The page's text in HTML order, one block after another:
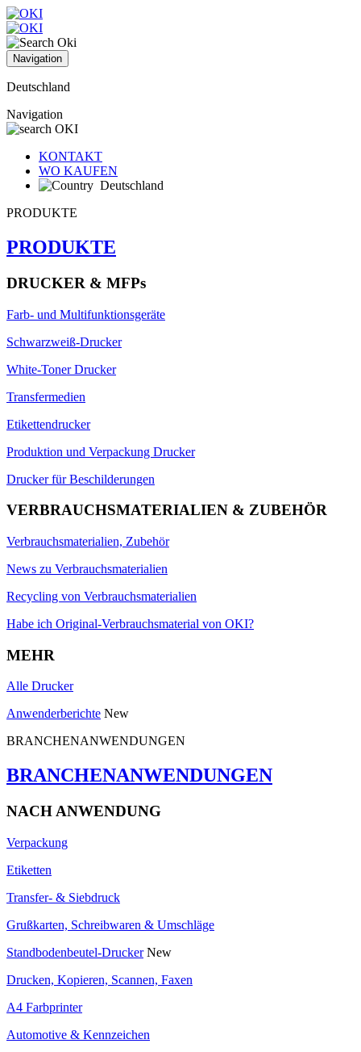
Navigation
Deutschland
Navigation
KONTAKT
WO KAUFEN
Deutschland
PRODUKTE
PRODUKTE
DRUCKER & MFPs
Farb- und Multifunktionsgeräte
Schwarzweiß-Drucker
White-Toner Drucker
Transfermedien
Etikettendrucker
Produktion und Verpackung Drucker
Drucker für Beschilderungen
VERBRAUCHSMATERIALIEN & ZUBEHÖR
Verbrauchsmaterialien, Zubehör
News zu Verbrauchsmaterialien
Recycling von Verbrauchsmaterialien
Habe ich Original-Verbrauchsmaterial von OKI?
MEHR
Alle Drucker
Anwenderberichte New
BRANCHENANWENDUNGEN
BRANCHENANWENDUNGEN
NACH ANWENDUNG
Verpackung
Etiketten
Transfer- & Siebdruck
Grußkarten, Schreibwaren & Umschläge
Standbodenbeutel-Drucker New
Drucken, Kopieren, Scannen, Faxen
A4 Farbprinter
Automotive & Kennzeichen